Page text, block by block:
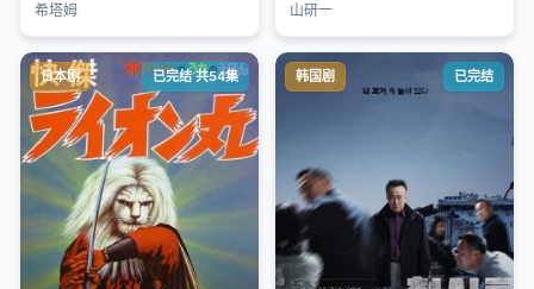
希塔姆
山研一
日本剧 已完结 共54集 韩国剧 已完结